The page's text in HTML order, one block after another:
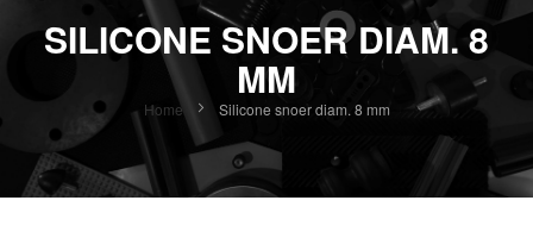
SILICONE SNOER DIAM. 8
MM
Home Silicone snoer diam. 8 mm